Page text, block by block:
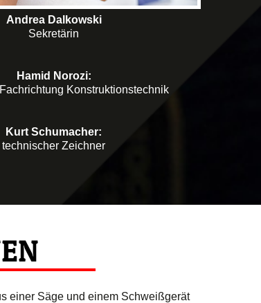
Andrea Dalkowski
Sekretärin
Hamid Norozi:
Konstruktionstechnik
Kurt Schumacher:
technischer Zeichner
einer Säge und einem Schweißgerät